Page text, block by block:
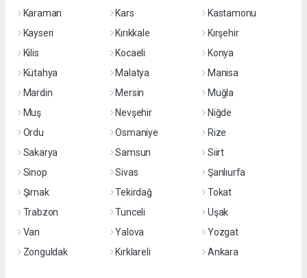
Karaman
Kars
Kastamonu
Kayseri
Kırıkkale
Kırşehir
Kilis
Kocaeli
Konya
Kütahya
Malatya
Manisa
Mardin
Mersin
Muğla
Muş
Nevşehir
Niğde
Ordu
Osmaniye
Rize
Sakarya
Samsun
Siirt
Sinop
Sivas
Şanlıurfa
Şırnak
Tekirdağ
Tokat
Trabzon
Tunceli
Uşak
Van
Yalova
Yozgat
Zonguldak
Kırklareli Ankara